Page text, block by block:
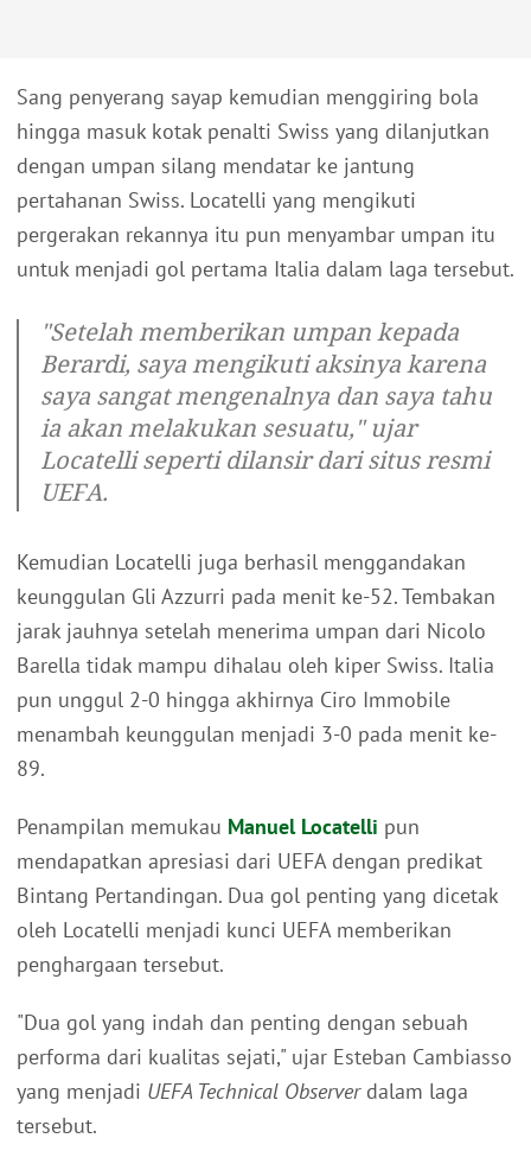
Sang penyerang sayap kemudian menggiring bola
hingga masuk kotak penalti Swiss yang dilanjutkan
dengan umpan silang mendatar ke jantung
pertahanan Swiss. Locatelli yang mengikuti
pergerakan rekannya itu pun menyambar umpan itu
untuk menjadi gol pertama Italia dalam laga tersebut.
"Setelah memberikan umpan kepada
Berardi, saya mengikuti aksinya karena
saya sangat mengenalnya dan saya tahu
ia akan melakukan sesuatu," ujar
Locatelli seperti dilansir dari situs resmi
UEFA.
Kemudian Locatelli juga berhasil menggandakan
keunggulan Gli Azzurri pada menit ke-52. Tembakan
jarak jauhnya setelah menerima umpan dari Nicolo
Barella tidak mampu dihalau oleh kiper Swiss. Italia
pun unggul 2-0 hingga akhirnya Ciro Immobile
menambah keunggulan menjadi 3-0 pada menit ke-
89.
Penampilan memukau Manuel Locatelli pun
mendapatkan apresiasi dari UEFA dengan predikat
Bintang Pertandingan. Dua gol penting yang dicetak
oleh Locatelli menjadi kunci UEFA memberikan
penghargaan tersebut.
"Dua gol yang indah dan penting dengan sebuah
performa dari kualitas sejati," ujar Esteban Cambiasso
yang menjadi UEFA Technical Observerdalam laga
tersebut.